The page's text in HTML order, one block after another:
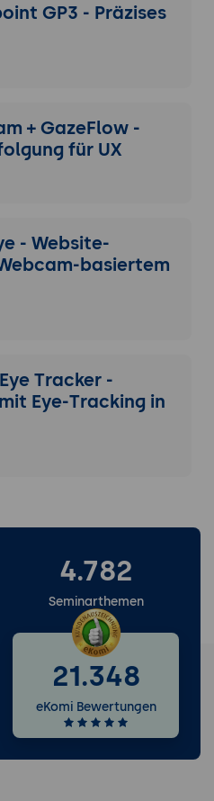
GP3 - Präzises
+ GazeFlow -
für UX
- Website-
basiertem
Tracker -
Eye-Tracking in
4.782
Seminarthemen
21.348
eKomi Bewertungen